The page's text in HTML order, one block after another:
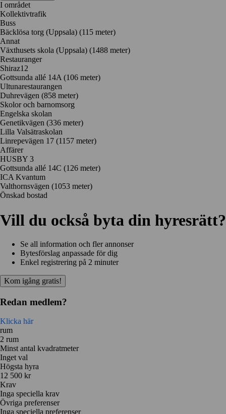
I området
Kollektivtrafik
Buss
Bäcklösa torg (Uppsala) (115 meter)
Annat
Växthusets skola (Uppsala) (1488 meter)
Restauranger
Shiraz12
Gottsunda allé 14A (106 meter)
Ultunarestaurangen
Duhrevägen (858 meter)
Skolor och barnomsorg
Engelska skolan
Genetikvägen (336 meter)
Lilla Valsätraskolan
Linrepevägen 17 (1157 meter)
Affärer
HUSBY 3
Gottsunda allé 14C (126 meter)
ICA Kvantum
Valthornsvägen (1053 meter)
Önskad bostad
Vill du också byta din hyresrätt?
Se all information och fler annonser
Bytesförslag anpassade för dig
Enkel registrering på 2 minuter
Kom igång gratis!
Redan medlem?
Klicka här
rum
2 rum
Minst antal kvadratmeter
Inget val
Högsta hyra
12 500 kr
Krav
Inga speciella krav
Övriga preferenser
Inga speciella preferenser